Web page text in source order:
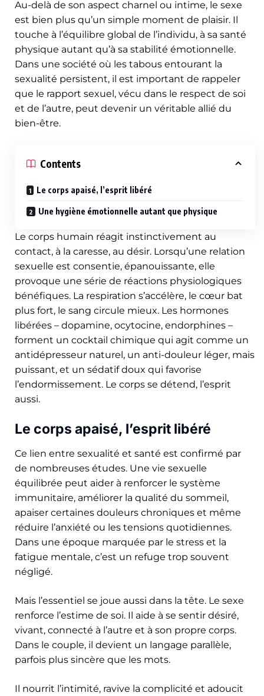
Au-delà de son aspect charnel ou intime, le sexe
est bien plus qu’un simple moment de plaisir. Il
touche à l’équilibre global de l’individu, à sa santé
physique autant qu’à sa stabilité émotionnelle.
Dans une société où les tabous entourant la
sexualité persistent, il est important de rappeler
que le rapport sexuel, vécu dans le respect de soi
et de l’autre, peut devenir un véritable allié du
bien-être.
Contents
Le corps apaisé, l’esprit libéré
Une hygiène émotionnelle autant que physique
Le corps humain réagit instinctivement au
contact, à la caresse, au désir. Lorsqu’une relation
sexuelle est consentie, épanouissante, elle
provoque une série de réactions physiologiques
bénéfiques. La respiration s’accélère, le cœur bat
plus fort, le sang circule mieux. Les hormones
libérées – dopamine, ocytocine, endorphines –
forment un cocktail chimique qui agit comme un
antidépresseur naturel, un anti-douleur léger, mais
puissant, et un sédatif doux qui favorise
l’endormissement. Le corps se détend, l’esprit
aussi.
Le corps apaisé, l’esprit libéré
Ce lien entre sexualité et santé est confirmé par
de nombreuses études. Une vie sexuelle
équilibrée peut aider à renforcer le système
immunitaire, améliorer la qualité du sommeil,
apaiser certaines douleurs chroniques et même
réduire l’anxiété ou les tensions quotidiennes.
Dans une époque marquée par le stress et la
fatigue mentale, c’est un refuge trop souvent
négligé.
Mais l’essentiel se joue aussi dans la tête. Le sexe
renforce l’estime de soi. Il aide à se sentir désiré,
vivant, connecté à l’autre et à son propre corps.
Dans le couple, il devient un langage parallèle,
parfois plus sincère que les mots.
Il nourrit l’intimité, ravive la complicité et adoucit